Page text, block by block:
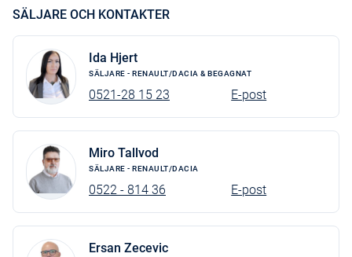
SÄLJARE OCH KONTAKTER
Ida Hjert
SÄLJARE - RENAULT/DACIA & BEGAGNAT
0521-28 15 23 E-post
Miro Tallvod
SÄLJARE - RENAULT/DACIA
0522 - 814 36 E-post
Ersan Zecevic